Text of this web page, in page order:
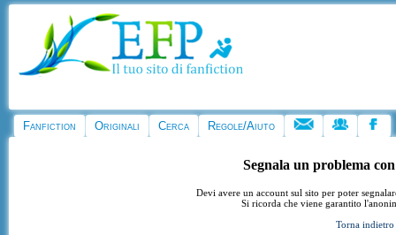
Fanfiction Originali Cerca Regole/Aiuto
Segnala un problema
Devi avere un account sul sito per poter
Si ricorda che viene garantito
Torna indietro